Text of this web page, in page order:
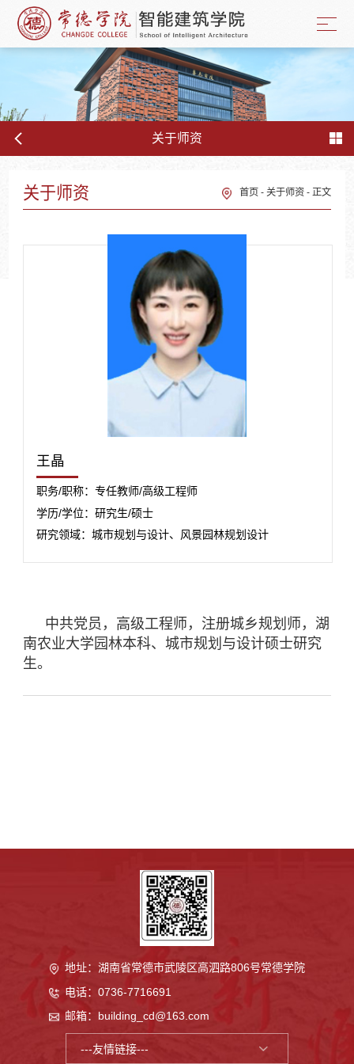
关于师资
关于师资 首页 -关于师资 - 正文
王晶
职务/职称：专任教师/高级工程师
学历/学位：研究生/硕士
研究领域：城市规划与设计、风景园林规划设计
中共党员，高级工程师，注册城乡规划师，湖
南农业大学园林本科、城市规划与设计硕士研究
生。
地址：湖南省常德市武陵区高泗路806号常德学院
电话：0736-7716691
邮箱：building_cd@163.com